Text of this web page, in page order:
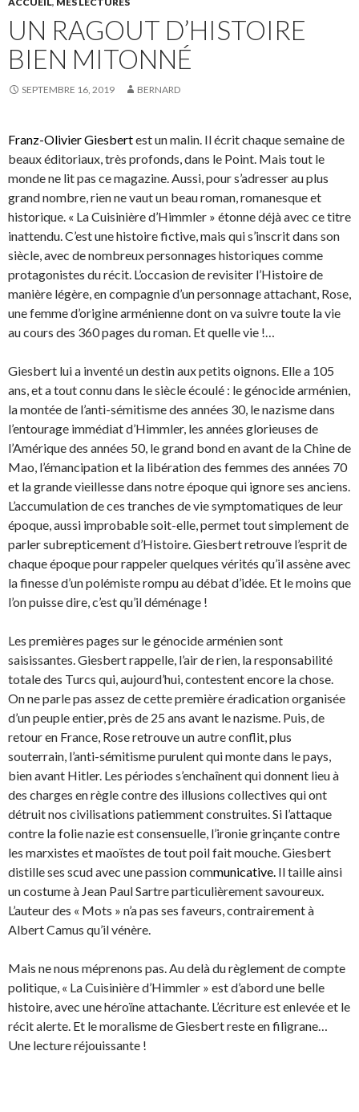
UN RAGOUT D’HISTOIRE
BIEN MITONNÉ
SEPTEMBRE 16, 2019 BERNARD
Franz-Olivier Giesbertest un malin. Il écrit chaque semaine de
beaux éditoriaux, très profonds, dans le Point. Mais tout le
monde ne lit pas ce magazine. Aussi, pour s’adresser au plus
grand nombre, rien ne vaut un beau roman, romanesque et
historique. « La Cuisinière d’Himmler » étonne déjà avec ce titre
inattendu. C’est une histoire fictive, mais qui s’inscrit dans son
siècle, avec de nombreux personnages historiques comme
protagonistes du récit. L’occasion de revisiter l’Histoire de
manière légère, en compagnie d’un personnage attachant, Rose,
une femme d’origine arménienne dont on va suivre toute la vie
au cours des 360 pages du roman. Et quelle vie !…
Giesbert lui a inventé un destin aux petits oignons. Elle a 105
ans, et a tout connu dans le siècle écoulé : le génocide arménien,
la montée de l’anti-sémitisme des années 30, le nazisme dans
l’entourage immédiat d’Himmler, les années glorieuses de
l’Amérique des années 50, le grand bond en avant de la Chine de
Mao, l’émancipation et la libération des femmes des années 70
et la grande vieillesse dans notre époque qui ignore ses anciens.
L’accumulation de ces tranches de vie symptomatiques de leur
époque, aussi improbable soit-elle, permet tout simplement de
parler subrepticement d’Histoire. Giesbert retrouve l’esprit de
chaque époque pour rappeler quelques vérités qu’il assène avec
la finesse d’un polémiste rompu au débat d’idée. Et le moins que
l’on puisse dire, c’est qu’il déménage !
Les premières pages sur le génocide arménien sont
saisissantes. Giesbert rappelle, l’air de rien, la responsabilité
totale des Turcs qui, aujourd’hui, contestent encore la chose.
On ne parle pas assez de cette première éradication organisée
d’un peuple entier, près de 25 ans avant le nazisme. Puis, de
retour en France, Rose retrouve un autre conflit, plus
souterrain, l’anti-sémitisme purulent qui monte dans le pays,
bien avant Hitler. Les périodes s’enchaînent qui donnent lieu à
des charges en règle contre des illusions collectives qui ont
détruit nos civilisations patiemment construites. Si l’attaque
contre la folie nazie est consensuelle, l’ironie grinçante contre
les marxistes et maoïstes de tout poil fait mouche. Giesbert
distille ses scud avec une passion communicative. Il taille ainsi
un costume à Jean Paul Sartre particulièrement savoureux.
L’auteur des « Mots » n’a pas ses faveurs, contrairement à
Albert Camus qu’il vénère.
Mais ne nous méprenons pas. Au delà du règlement de compte
politique, « La Cuisinière d’Himmler » est d’abord une belle
histoire, avec une héroïne attachante. L’écriture est enlevée et le
récit alerte. Et le moralisme de Giesbert reste en filigrane…
Une lecture réjouissante !